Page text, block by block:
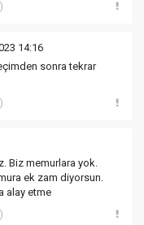
14:16
sonra tekrar
Biz memurlara yok.
ek zam diyorsun.
alay etme